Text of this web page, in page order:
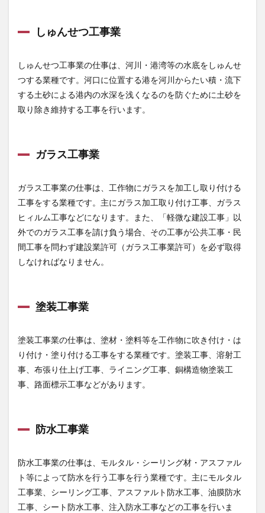
しゅんせつ工事業
しゅんせつ工事業の仕事は、河川・港湾等の水底をしゅんせ
つする業種です。河口に位置する港を河川からたい積・流下
する土砂による港内の水深を浅くなるのを防ぐために土砂を
取り除き維持する工事を行います。
ガラス工事業
ガラス工事業の仕事は、工作物にガラスを加工し取り付ける
工事をする業種です。主にガラス加工取り付け工事、ガラス
ヒィルム工事などになります。また、「軽微な建設工事」以
外でのガラス工事を請け負う場合、その工事が公共工事・民
間工事を問わず建設業許可（ガラス工事業許可）を必ず取得
しなければなりません。
塗装工事業
塗装工事業の仕事は、塗材・塗料等を工作物に吹き付け・は
り付け・塗り付ける工事をする業種です。塗装工事、溶射工
事、布張り仕上げ工事、ライニング工事、銅構造物塗装工
事、路面標示工事などがあります。
防水工事業
防水工事業の仕事は、モルタル・シーリング材・アスファル
ト等によって防水を行う工事を行う業種です。主にモルタル
工事業、シーリング工事、アスファルト防水工事、油膜防水
工事、シート防水工事、注入防水工事などの工事を行いま